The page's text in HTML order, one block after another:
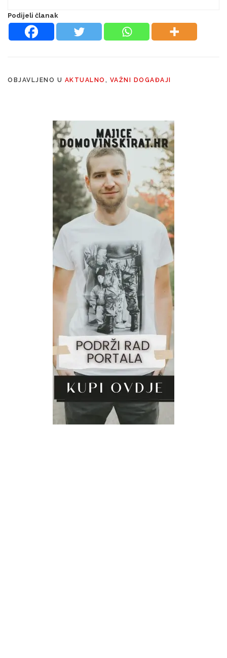
Podijeli članak
OBJAVLJENO U AKTUALNO , VAŽNI DOGAĐAJI